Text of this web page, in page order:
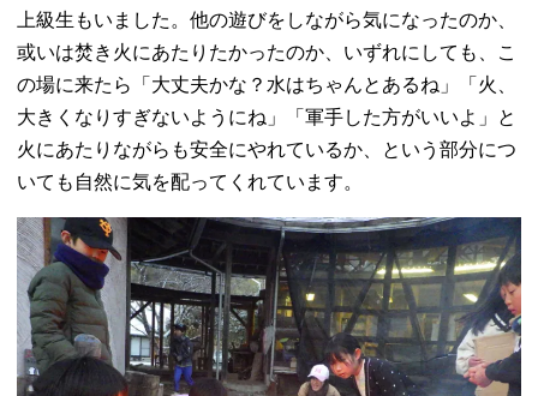
上級生もいました。他の遊びをしながら気になったのか、
或いは焚き火にあたりたかったのか、いずれにしても、こ
の場に来たら「大丈夫かな？水はちゃんとあるね」「火、
大きくなりすぎないようにね」「軍手した方がいいよ」と
火にあたりながらも安全にやれているか、という部分につ
いても自然に気を配ってくれています。